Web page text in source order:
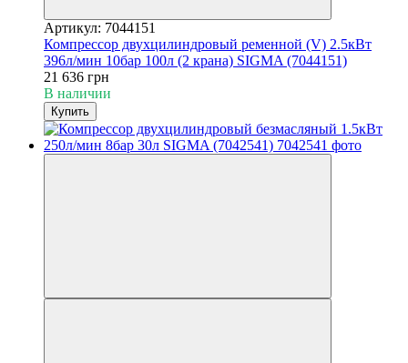
Артикул: 7044151
Компрессор двухцилиндровый ременной (V) 2.5кВт
396л/мин 10бар 100л (2 крана) SIGMA (7044151)
21 636 грн
В наличии
Купить